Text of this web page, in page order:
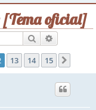
c
[Tema oficial]
Buscar
13 14 15